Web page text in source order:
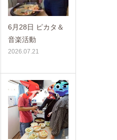
6月28日 ピカタ＆
音楽活動
2026.07.21